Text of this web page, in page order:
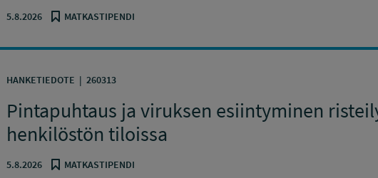
5.8.2026 MATKASTIPENDI
HANKETIEDOTE 260313
Pintapuhtaus ja viruksen esiintyminen
henkilöstön tiloissa
5.8.2026 MATKASTIPENDI